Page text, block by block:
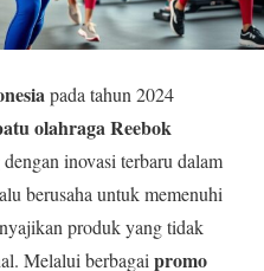
pada tahun 2024
olahraga Reebok
inovasi terbaru dalam
berusaha untuk memenuhi
produk yang tidak
Melalui berbagai promo